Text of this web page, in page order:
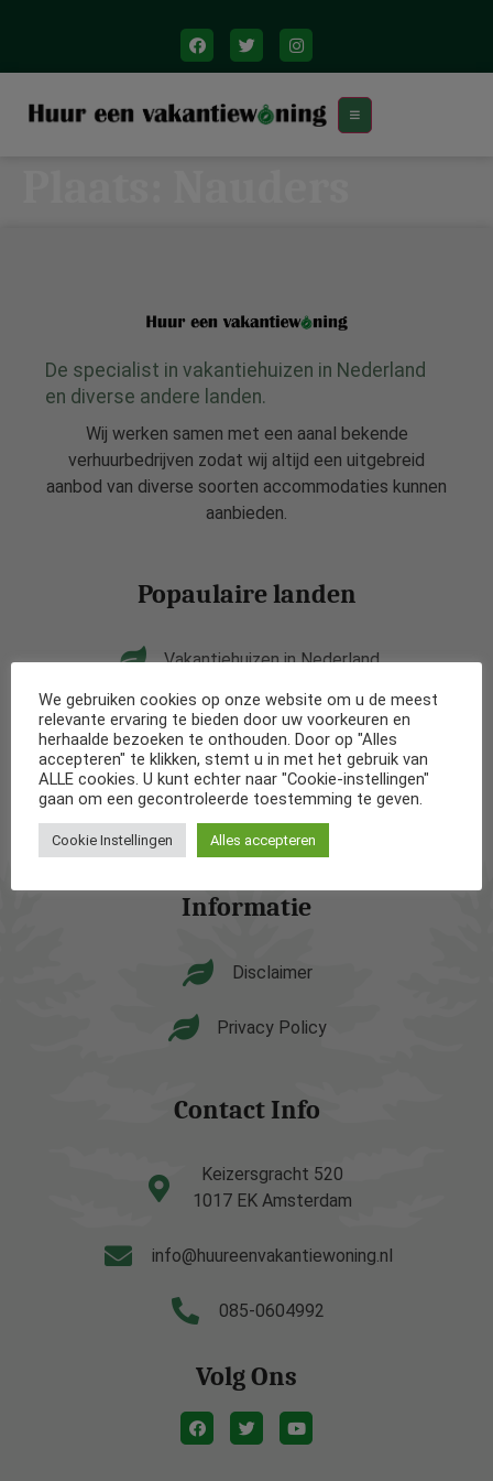
De specialist in vakantiehuizen in Nederland
en diverse andere landen.
Wij werken samen met een aanal bekende
verhuurbedrijven zodat wij altijd een uitgebreid
aanbod van diverse soorten accommodaties kunnen
aanbieden.
Popaulaire landen
Vakantiehuizen in Nederland
Vakantiehuizen in België
Vakantiehuizen in Frankrijk
Vakantiehuizen in Spanje
Informatie
Disclaimer
Privacy Policy
Contact Info
Keizersgracht 520
1017 EK Amsterdam
info@huureenvakantiewoning.nl
085-0604992
Volg Ons
We gebruiken cookies op onze website om u de meest
relevante ervaring te bieden door uw voorkeuren en
herhaalde bezoeken te onthouden. Door op "Alles
accepteren" te klikken, stemt u in met het gebruik van
ALLE cookies. U kunt echter naar "Cookie-instellingen"
gaan om een gecontroleerde toestemming te geven.
Cookie Instellingen Alles accepteren